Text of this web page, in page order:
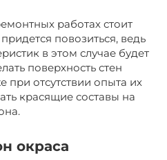
работах стоит
повозиться, ведь
в этом случае будет
поверхность стен
отсутствии опыта их
красящие составы на
окраса